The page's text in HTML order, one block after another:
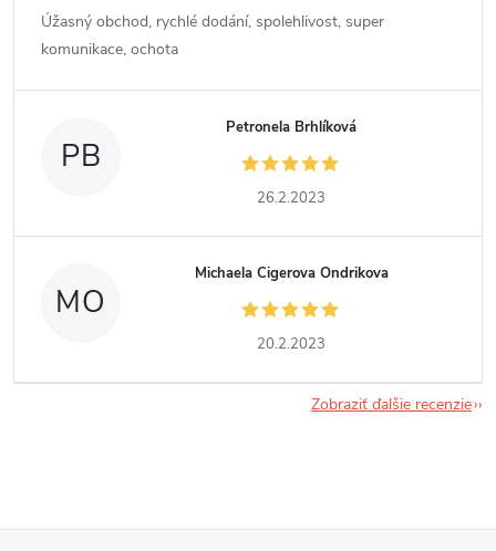
Úžasný obchod, rychlé dodání, spolehlivost, super
komunikace, ochota
PB
Petronela Brhlíková
26.2.2023
MO
Michaela Cigerova Ondrikova
20.2.2023
Zobraziť ďalšie recenzie